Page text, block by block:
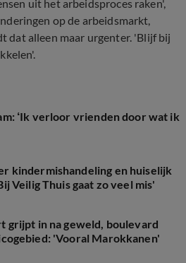
uit het arbeidsproces raken',
op de arbeidsmarkt,
dat alleen maar urgenter. 'Blijf bij
‘Ik verloor vrienden door wat ik
kindermishandeling en huiselijk
Veilig Thuis gaat zo veel mis'
grijpt in na geweld, boulevard
'Vooral Marokkanen'